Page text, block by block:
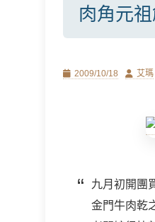
肉角元
Posted
2009/10/18 Author
艾瑪
九月初開團
金門牛肉乾